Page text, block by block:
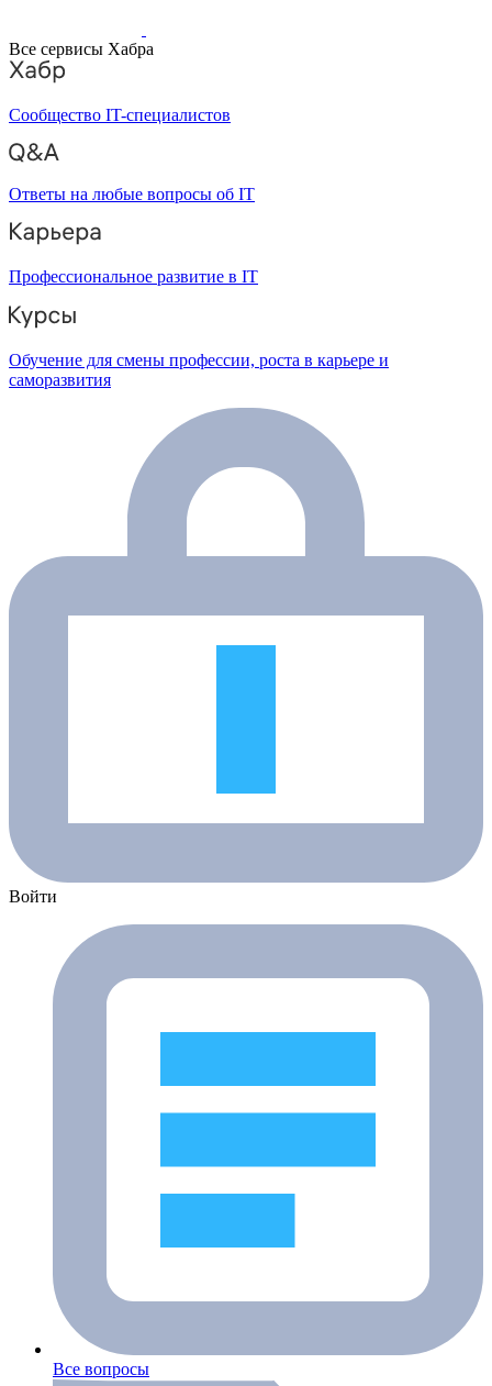
Все сервисы Хабра
Сообщество IT-специалистов
Ответы на любые вопросы об IT
Профессиональное развитие в IT
Обучение для смены профессии, роста в карьере и
саморазвития
Войти
Все вопросы